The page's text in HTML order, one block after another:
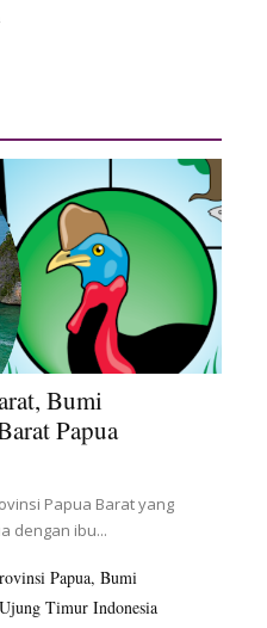
Bumi
Papua
Papua Barat yang
dengan ibu...
Papua, Bumi
Timur Indonesia